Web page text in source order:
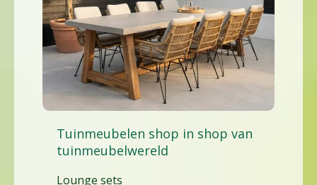
Tuinmeubelen shop in shop van
tuinmeubelwereld
Lounge sets